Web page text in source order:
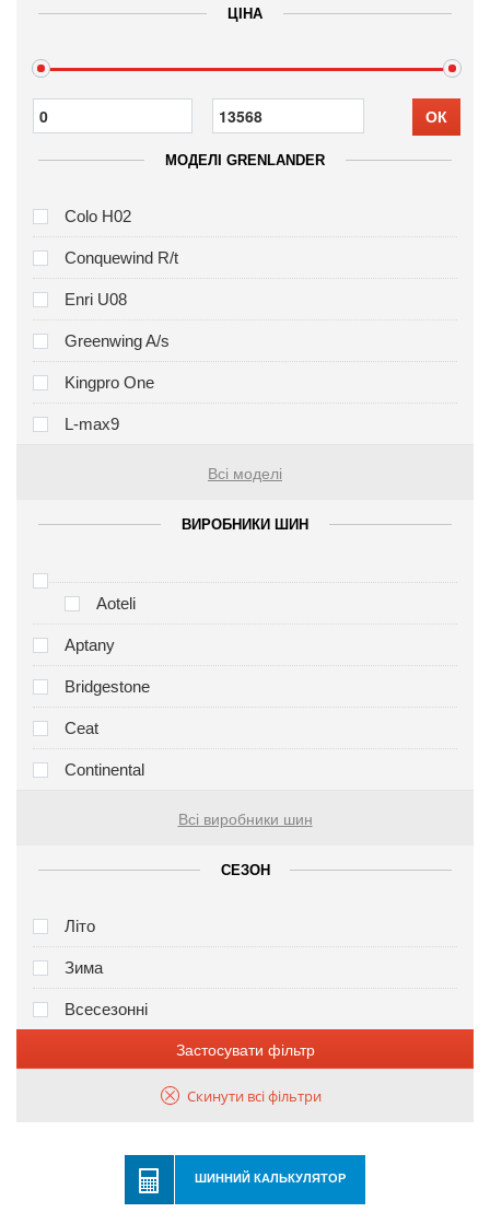
ЦІНА
ОК
МОДЕЛІ GRENLANDER
Colo H02
Conquewind R/t
Enri U08
Greenwing A/s
Kingpro One
L-max9
Всі моделі
ВИРОБНИКИ ШИН
Aoteli
Aptany
Bridgestone
Ceat
Continental
Всі виробники шин
СЕЗОН
Літо
Зима
Всесезонні
Застосувати фільтр
Скинути всі фільтри
ШИННИЙ КАЛЬКУЛЯТОР